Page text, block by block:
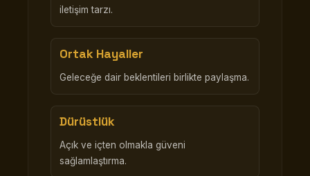
iletişim tarzı.
Ortak Hayaller
Geleceğe dair beklentileri birlikte paylaşma.
Dürüstlük
Açık ve içten olmakla güveni
sağlamlaştırma.